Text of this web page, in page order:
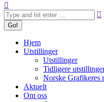
Search:
Hjem
Utstillinger
Utstillinger
Tidligere
Norske Grafikeres
Aktuelt
Om oss